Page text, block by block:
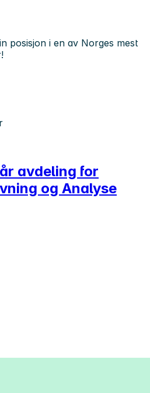
posisjon i en av Norges mest
avdeling for
og Analyse